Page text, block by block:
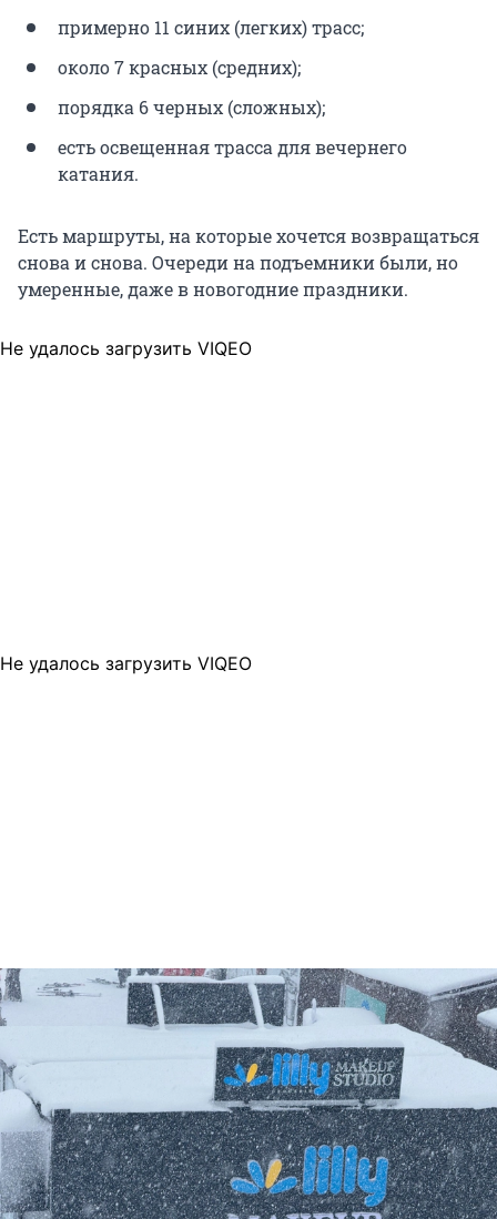
примерно 11 синих (легких) трасс;
около 7 красных (средних);
порядка 6 черных (сложных);
есть освещенная трасса для вечернего
катания.
Есть маршруты, на которые хочется возвращаться
снова и снова. Очереди на подъемники были, но
умеренные, даже в новогодние праздники.
Не удалось загрузить VIQEO
Не удалось загрузить VIQEO